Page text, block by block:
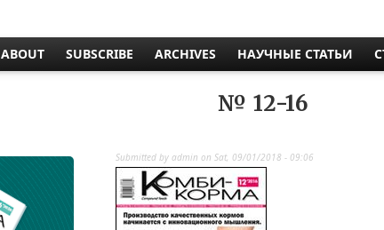
ABOUT SUBSCRIBE ARCHIVES НАУЧНЫЕ СТАТЬИ
№ 12-16
Submitted by admin on Sat, 09/01/2018 - 09:06